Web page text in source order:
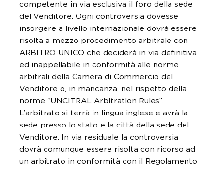
competente in via esclusiva il foro della sede
del Venditore. Ogni controversia dovesse
insorgere a livello internazionale dovrà essere
risolta a mezzo procedimento arbitrale con
ARBITRO UNICO che deciderà in via definitiva
ed inappellabile in conformità alle norme
arbitrali della Camera di Commercio del
Venditore o, in mancanza, nel rispetto della
norme “UNCITRAL Arbitration Rules”.
L’arbitrato si terrà in lingua inglese e avrà la
sede presso lo stato e la città della sede del
Venditore. In via residuale la controversia
dovrà comunque essere risolta con ricorso ad
un arbitrato in conformità con il Regolamento